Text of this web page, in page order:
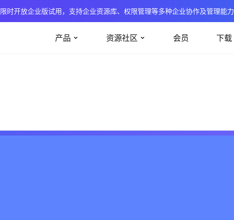
限时开放企业版试用，支持企业资源库、权限管理等多种企业协作及管理能力
产品 资源社区 会员 下载